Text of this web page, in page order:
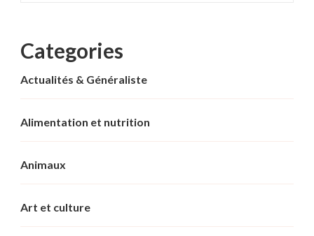
Categories
Actualités & Généraliste
Alimentation et nutrition
Animaux
Art et culture